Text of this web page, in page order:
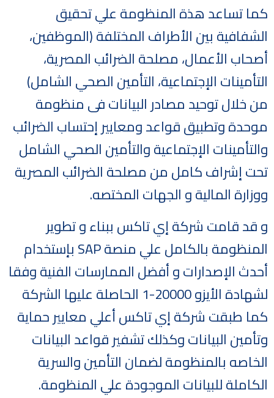
كما تساعد هذة المنظومة علي تحقيق
الشفافية بين الأطراف المختلفة (الموظفين،
أصحاب الأعمال، مصلحة الضرائب المصرية،
التأمينات الإجتماعية، التأمين الصحي الشامل)
من خلال توحيد مصادر البيانات فى منظومة
موحدة وتطبيق قواعد ومعايير إحتساب الضرائب
والتأمينات الإجتماعية والتأمين الصحي الشامل
تحت إشراف كامل من مصلحة الضرائب المصرية
ووزارة المالية و الجهات المختصه.
و قد قامت شركة إي تاكس ببناء و تطوير
المنظومة بالكامل علي منصة SAP بإستخدام
أحدث الإصدارات و أفضل الممارسات الفنية وفقا
لشهادة الأيزو 20000-1 الحاصلة عليها الشركة
كما طبقت شركة إي تاكس أعلي معايير حماية
وتأمين البيانات وكذلك تشفير قواعد البيانات
الخاصه بالمنظومة لضمان التأمين والسرية
الكاملة للبيانات الموجودة علي المنظومة.